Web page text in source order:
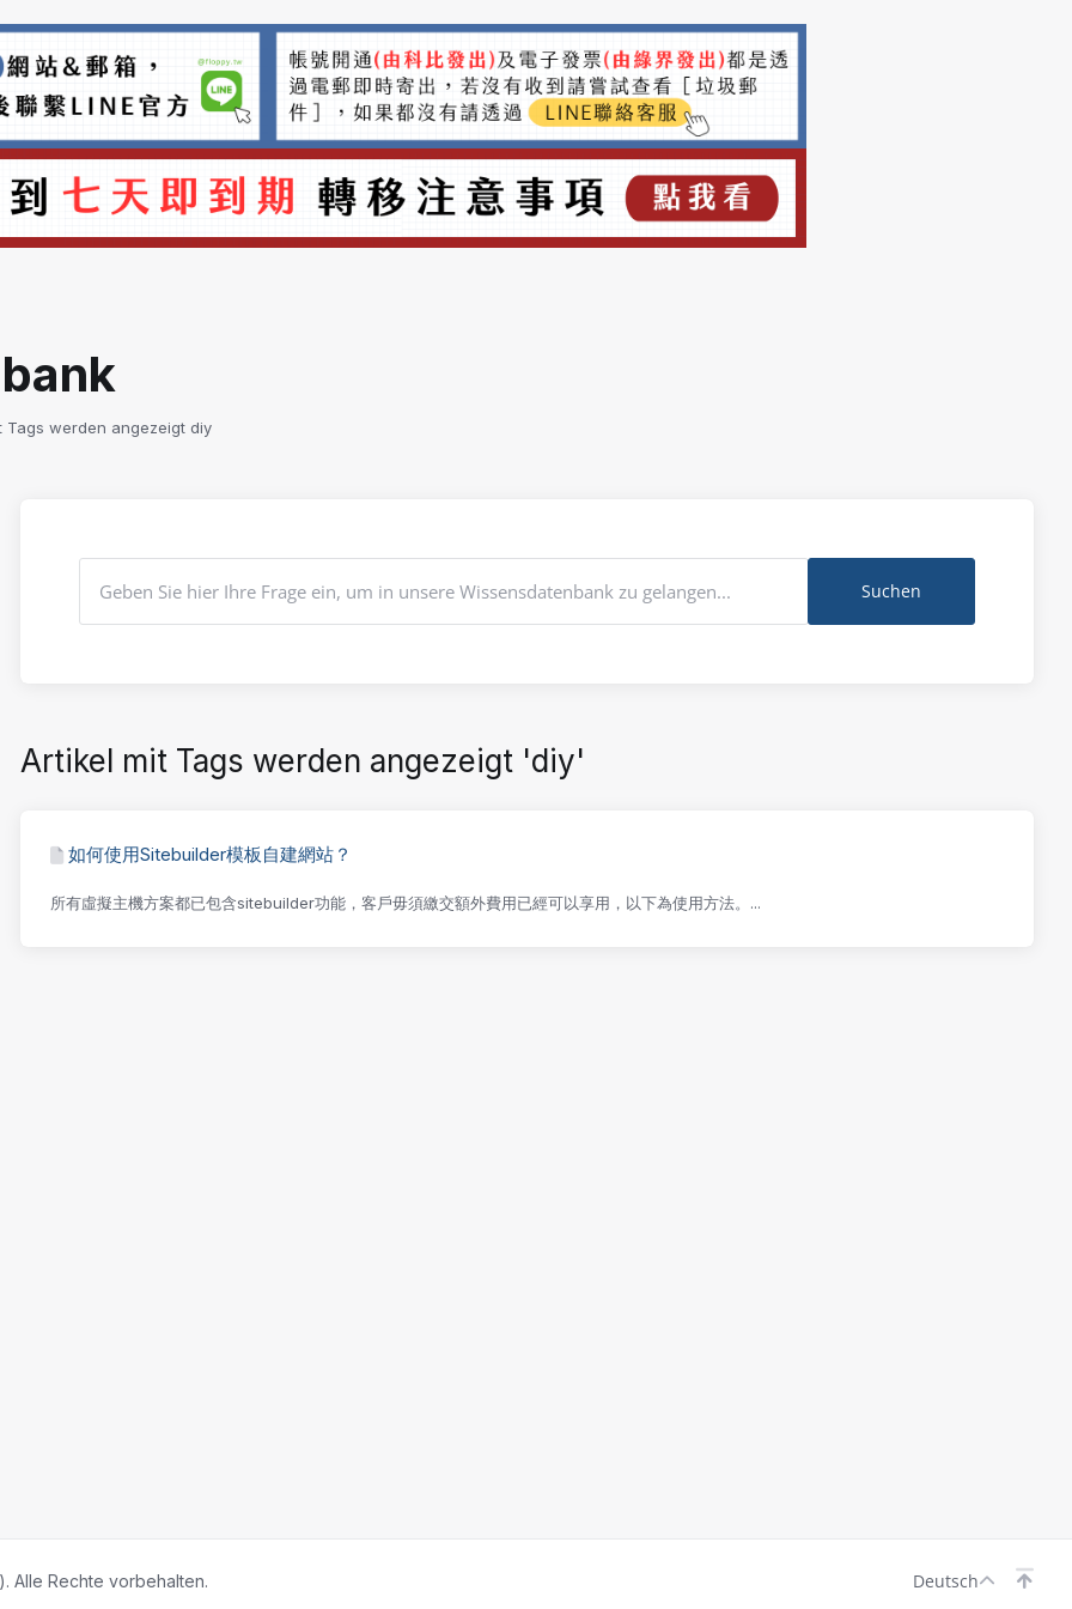
Tags werden angezeigt diy
Artikel mit Tags werden angezeigt 'diy'
如何使用Sitebuilder模板自建網站？
所有虛擬主機方案都已包含sitebuilder功能，客戶毋須繳交額外費用已經可以享用，以下為使用方法。...
Alle Rechte vorbehalten. Deutsch